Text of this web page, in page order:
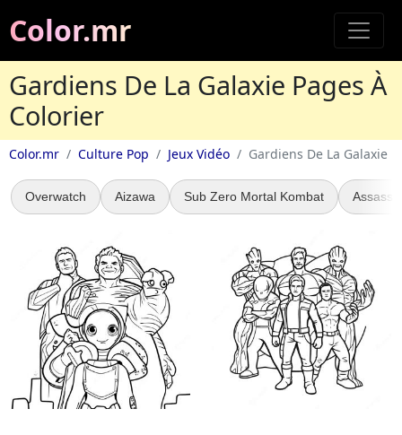
Color.mr
Gardiens De La Galaxie Pages À
Colorier
Color.mr Culture Pop Jeux Vidéo Gardiens De La Galaxie
Overwatch Aizawa Sub Zero Mortal Kombat